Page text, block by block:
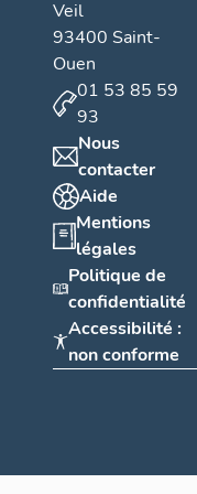
Veil
93400 Saint-
Ouen
01 53 85 59
93
Nous
contacter
Aide
Mentions
légales
Politique de
confidentialité
Accessibilité :
non conforme